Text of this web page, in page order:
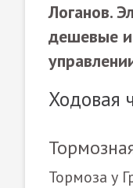
Логанов.
дешевые и
Ходовая
Тормоза у